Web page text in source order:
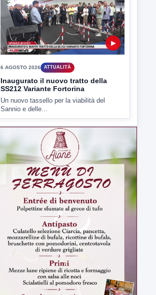
Inaugurato il nuovo tratto della
SS212 Variante Fortorina
Un nuovo tassello per la viabilità del
Sannio e delle...